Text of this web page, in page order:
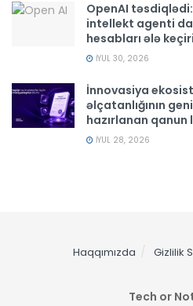
OpenAI
intellekt agenti
hesabları ələ
İYUL 30, 2026
İnnovasiya
əlçatanlığının
hazırlanan
İYUL 28, 2026
Haqqımızda Gizlilik
Tech or